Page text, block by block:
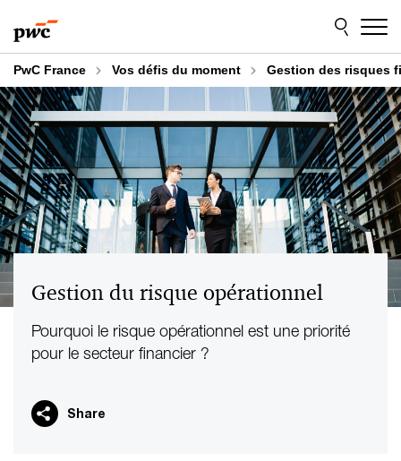
au
contenu
au
pied
de
page
PwC France Vos défis du moment Gestion des risques
Gestion du risque opérationnel
Pourquoi le risque opérationnel est une priorité
pour le secteur financier ?
Share